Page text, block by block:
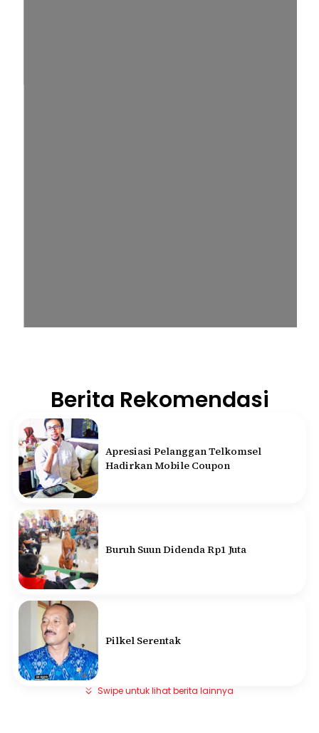
Berita Rekomendasi
Apresiasi Pelanggan Telkomsel
Hadirkan Mobile Coupon
Buruh Suun Didenda Rp1 Juta
Pilkel Serentak
Swipe untuk lihat berita lainnya